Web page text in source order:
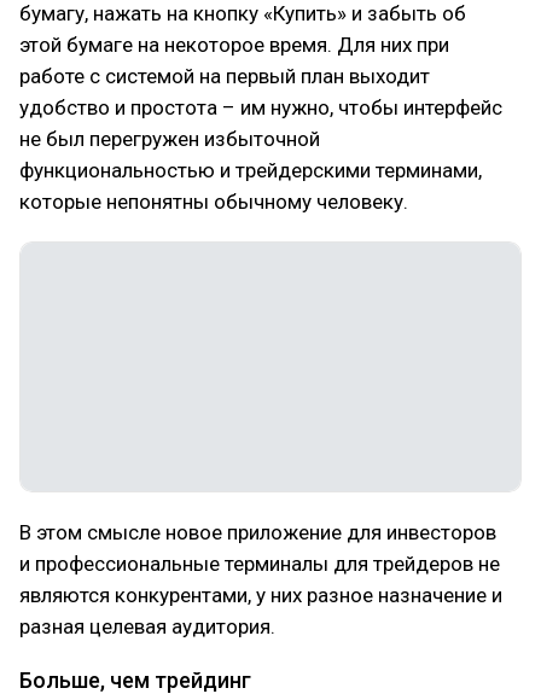
бумагу, нажать на кнопку «Купить» и забыть об
этой бумаге на некоторое время. Для них при
работе с системой на первый план выходит
удобство и простота – им нужно, чтобы интерфейс
не был перегружен избыточной
функциональностью и трейдерскими терминами,
которые непонятны обычному человеку.
В этом смысле новое приложение для инвесторов
и профессиональные терминалы для трейдеров не
являются конкурентами, у них разное назначение и
разная целевая аудитория.
Больше, чем трейдинг